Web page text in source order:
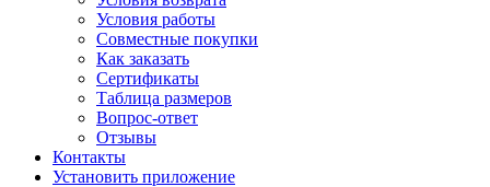
Условия работы
Совместные покупки
Как заказать
Сертификаты
Таблица размеров
Вопрос-ответ
Отзывы
Контакты
Установить приложение